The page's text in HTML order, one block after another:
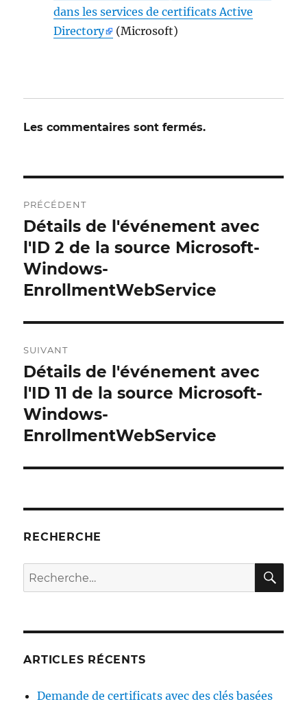
dans les services de certificats Active
Directory
(Microsoft)
Les commentaires sont fermés.
postale
PRÉCÉDENT
Publication
précédente :
Détails de l'événement avec
l'ID 2 de la source Microsoft-
Windows-
EnrollmentWebService
SUIVANT
Publication
suivante :
Détails de l'événement avec
l'ID 11 de la source Microsoft-
Windows-
EnrollmentWebService
RECHERCHE
Recherche
pour :
ARTICLES RÉCENTS
Demande de certificats avec des clés basées